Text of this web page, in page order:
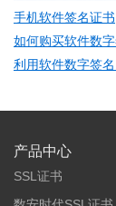
手机软件签名证书
如何购买软件数
利用软件数字签
产品中心
SSL证书